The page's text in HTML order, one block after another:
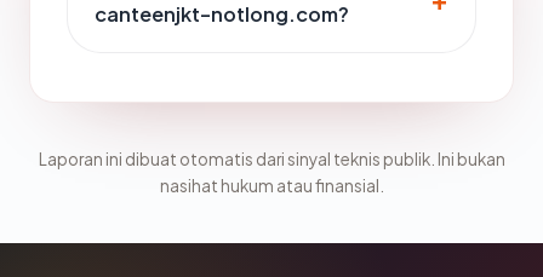
canteenjkt-notlong.com?
Laporan ini dibuat otomatis dari sinyal teknis publik. Ini bukan
nasihat hukum atau finansial.